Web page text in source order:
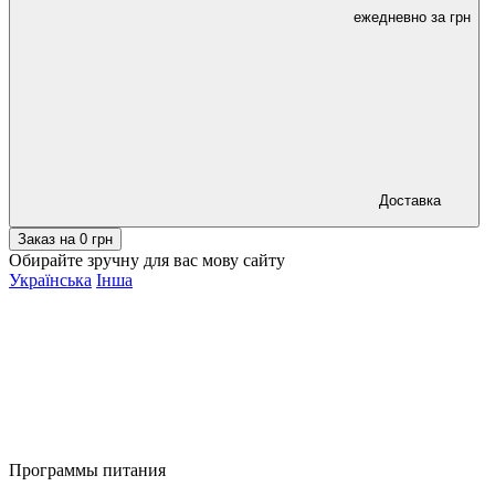
ежедневно за грн
Доставка
Заказ на 0 грн
Обирайте зручну для вас мову сайту
Українська Інша
Программы питания